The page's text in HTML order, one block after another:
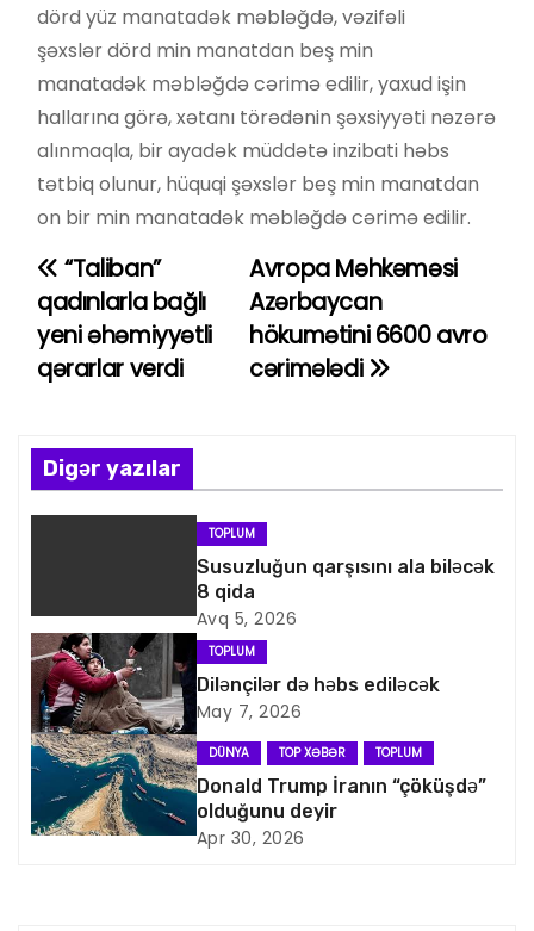
dörd yüz manatadək məbləğdə, vəzifəli
şəxslər dörd min manatdan beş min
manatadək məbləğdə cərimə edilir, yaxud işin
hallarına görə, xətanı törədənin şəxsiyyəti nəzərə
alınmaqla, bir ayadək müddətə inzibati həbs
tətbiq olunur, hüquqi şəxslər beş min manatdan
on bir min manatadək məbləğdə cərimə edilir.
Y
a
z
n
a
i
q
a
s
i
Avropa Məhkəməsi
Azərbaycan
hökumətini 6600 avro
cərimələdi
“Taliban”
qadınlarla bağlı
yeni əhəmiyyətli
qərarlar verdi
Digər yazılar
TOPLUM
Susuzluğun qarşısını ala biləcək
8 qida
Avq 5, 2026
TOPLUM
Dilənçilər də həbs ediləcək
May 7, 2026
DÜNYA TOP XƏBƏR TOPLUM
Donald Trump İranın “çöküşdə”
olduğunu deyir
Apr 30, 2026